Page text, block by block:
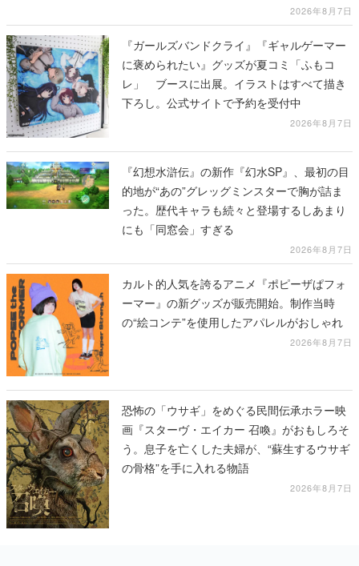
2026年8月7日
『ガールズバンドクライ』『ギャルゲーマー
に褒められたい』グッズが夏コミ「ふもコ
レ」 ブースに出展。イラストはすべて描き
下ろし。公式サイトで予約を受付中
2026年8月7日
『幻想水滸伝』の新作『幻水SP』、最初の目
的地が“あの”グレッグミンスターで胸が詰ま
った。歴代キャラも続々と登場するしあまり
にも「同窓会」すぎる
2026年8月7日
カルト的人気を誇るアニメ『ポピーザぱフォ
ーマー』の新グッズが販売開始。制作当時
の“絵コンテ”を使用したアパレルがおしゃれ
2026年8月7日
恐怖の「ウサギ」をめぐる民間伝承ホラー映
画『スターヴ・エイカー 召喚』がおもしろそ
う。息子を亡くした夫婦が、“蘇生するウサギ
の骨格”を手に入れる物語
2026年8月7日